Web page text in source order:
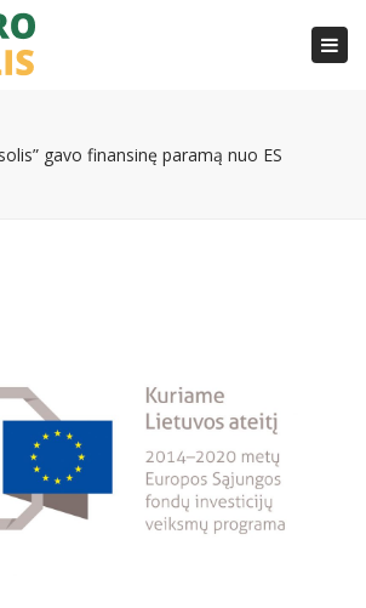
gavo finansinę paramą
gavo finansinę paramą nuo ES